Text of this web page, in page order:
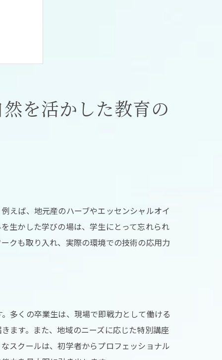
を活かした教育の
えば、地元産のハーブやエッセンシャルオイ
生かした学びの場は、学生にとって忘れられ
クも取り入れ、実際の環境での技術の応用力
多くの卒業生は、現場で即戦力として働ける
ます。また、地域のニーズに応じた特別講座
スクールは、初学者からプロフェッショナル